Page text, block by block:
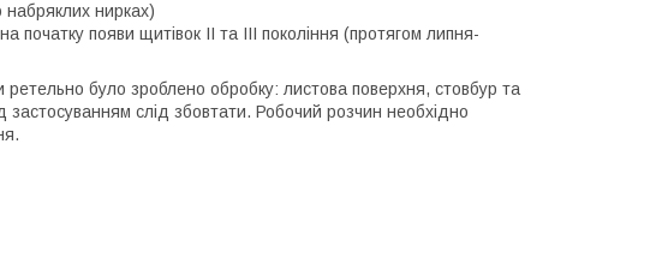
нирках)
початку появи щитівок II та III покоління (протягом липня-
ретельно було зроблено обробку: листова поверхня, стовбур та
застосуванням слід збовтати. Робочий розчин необхідно